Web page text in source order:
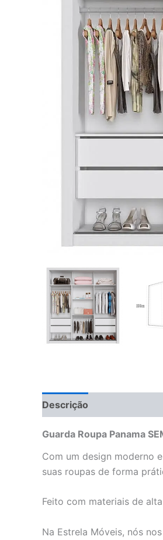
Descrição
Guarda Roupa Panama
Com um design moderno
suas roupas de forma
Feito com materiais de
Na Estrela Móveis, nós